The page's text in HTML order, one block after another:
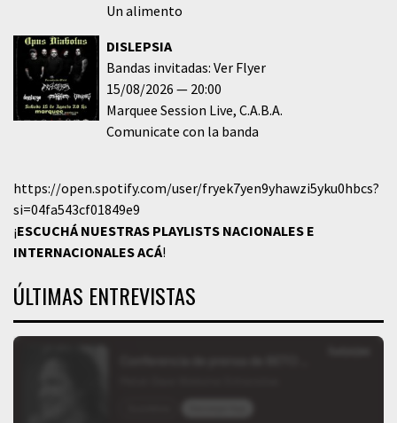
Un alimento
DISLEPSIA
Bandas invitadas: Ver Flyer
15/08/2026
20:00
Marquee Session Live C.A.B.A.
Comunicate con la banda
https://open.spotify.com/user/fryek7yen9yhawzi5yku0hbcs?
si=04fa543cf01849e9
¡ESCUCHÁ NUESTRAS PLAYLISTS NACIONALES E
INTERNACIONALESACÁ!
ÚLTIMAS ENTREVISTAS